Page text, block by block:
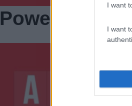
I want
I want
Power